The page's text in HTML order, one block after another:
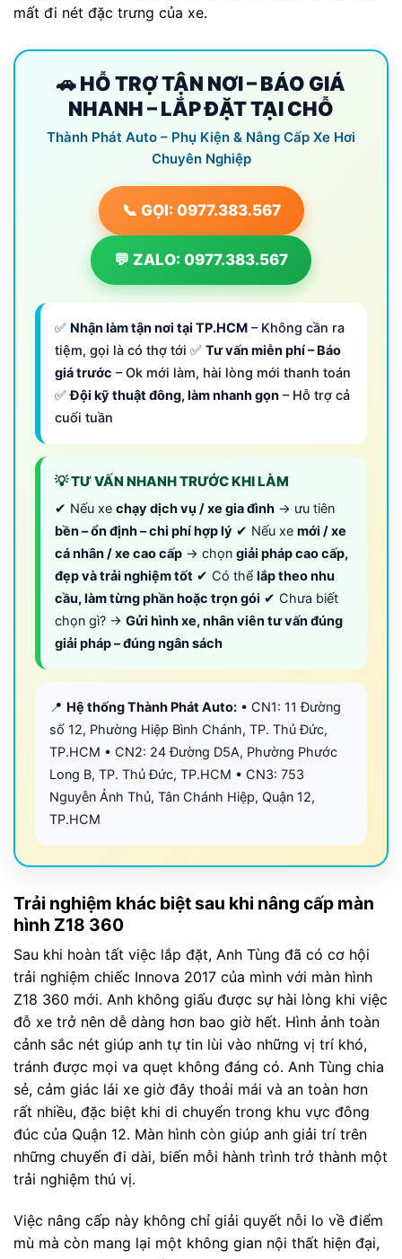
mất đi nét đặc trưng của xe.
🚗 HỖ TRỢ TẬN NƠI – BÁO GIÁ
NHANH – LẮP ĐẶT TẠI CHỖ
Thành Phát Auto – Phụ Kiện & Nâng Cấp Xe Hơi
Chuyên Nghiệp
📞 GỌI: 0977.383.567
💬 ZALO: 0977.383.567
✅ Nhận làm tận nơi tại TP.HCM – Không cần ra
tiệm, gọi là có thợ tới ✅ Tư vấn miễn phí – Báo
giá trước – Ok mới làm, hài lòng mới thanh toán
✅Đội kỹ thuật đông, làm nhanh gọn – Hỗ trợ cả
cuối tuần
💡 TƯ VẤN NHANH TRƯỚC KHI LÀM
✔ Nếu xe chạy dịch vụ / xe gia đình → ưu tiên
bền – ổn định – chi phí hợp lý ✔ Nếu xe mới / xe
cá nhân / xe cao cấp → chọn giải pháp cao cấp,
đẹp và trải nghiệm tốt ✔ Có thể lắp theo nhu
cầu, làm từng phần hoặc trọn gói ✔ Chưa biết
chọn gì? → Gửi hình xe, nhân viên tư vấn đúng
giải pháp – đúng ngân sách
📍 Hệ thống Thành Phát Auto: • CN1: 11 Đường
số 12, Phường Hiệp Bình Chánh, TP. Thủ Đức,
TP.HCM • CN2: 24 Đường D5A, Phường Phước
Long B, TP. Thủ Đức, TP.HCM • CN3: 753
Nguyễn Ảnh Thủ, Tân Chánh Hiệp, Quận 12,
TP.HCM
Trải nghiệm khác biệt sau khi nâng cấp màn
hình Z18 360
Sau khi hoàn tất việc lắp đặt, Anh Tùng đã có cơ hội
trải nghiệm chiếc Innova 2017 của mình với màn hình
Z18 360 mới. Anh không giấu được sự hài lòng khi việc
đỗ xe trở nên dễ dàng hơn bao giờ hết. Hình ảnh toàn
cảnh sắc nét giúp anh tự tin lùi vào những vị trí khó,
tránh được mọi va quẹt không đáng có. Anh Tùng chia
sẻ, cảm giác lái xe giờ đây thoải mái và an toàn hơn
rất nhiều, đặc biệt khi di chuyển trong khu vực đông
đúc của Quận 12. Màn hình còn giúp anh giải trí trên
những chuyến đi dài, biến mỗi hành trình trở thành một
trải nghiệm thú vị.
Việc nâng cấp này không chỉ giải quyết nỗi lo về điểm
mù mà còn mang lại một không gian nội thất hiện đại,